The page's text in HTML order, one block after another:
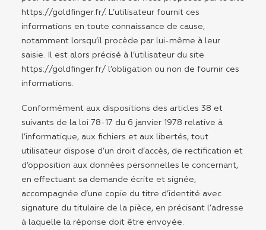
https://goldfinger.fr/. L’utilisateur fournit ces
informations en toute connaissance de cause,
notamment lorsqu’il procède par lui-même à leur
saisie. Il est alors précisé à l’utilisateur du site
https://goldfinger.fr/ l’obligation ou non de fournir ces
informations.
Conformément aux dispositions des articles 38 et
suivants de la loi 78-17 du 6 janvier 1978 relative à
l’informatique, aux fichiers et aux libertés, tout
utilisateur dispose d’un droit d’accès, de rectification et
d’opposition aux données personnelles le concernant,
en effectuant sa demande écrite et signée,
accompagnée d’une copie du titre d’identité avec
signature du titulaire de la pièce, en précisant l’adresse
à laquelle la réponse doit être envoyée.